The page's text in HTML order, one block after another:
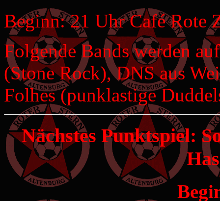
Beginn: 21 Uhr Café Rote
Folgende Bands werden
(Stone Rock), DNS aus
Folhes (punklastige
Nächstes Punktspiel: